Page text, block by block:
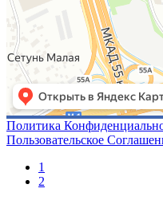
Политика
Пользовательское
1
2